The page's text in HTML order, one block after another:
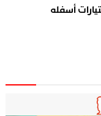
أسفله